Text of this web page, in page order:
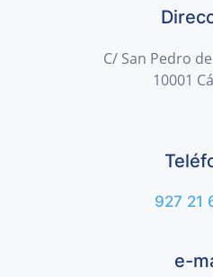
C/ San Pedro
10001
927 21
e-